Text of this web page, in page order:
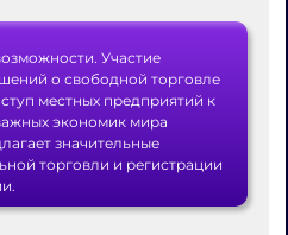
Участие
о свободной торговле
местных предприятий к
экономик мира
значительные
торговли и регистрации